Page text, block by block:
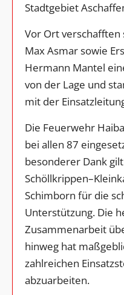
Stadtgebiet
Vor Ort
Max Asmar sowie
Hermann Mantel
von der Lage und
mit der
Die Feuerwehr
bei allen 87
besonderer Dank
Schimborn für die
Unterstützung. Die
Zusammenarbeit
hinweg hat
zahlreichen
abzuarbeiten.